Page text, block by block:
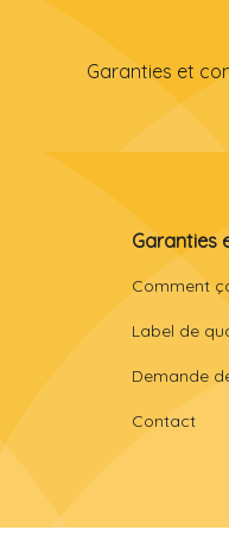
Garanties et
Garanties
Comment
Label de
Demande
Contact